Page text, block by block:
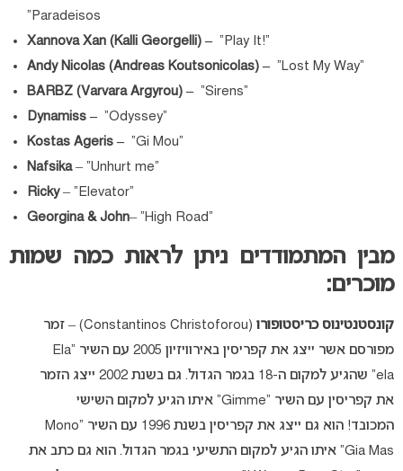
“Paradeisos
Xannova Xan (Kalli Georgelli) – “Play It!”
Andy Nicolas (Andreas Koutsonicolas) – “Lost My Way”
BARBZ (Varvara Argyrou) – “Sirens”
Dynamiss – “Odyssey”
Kostas Ageris – “Gi Mou”
Nafsika– “Unhurt me”
Ricky– “Elevator”
Georgina & John– “High Road”
מבין המתמודדים ניתן לראות כמה שמות
מוכרים:
קונסטנטינוס כריסטופורו
(Constantinos Christoforou) – זמר
מפורסם אשר ייצג את קפריסין באירוויזיון 2005 עם השיר “Ela
ela” שהגיע למקום ה-18 בגמר הגדול. גם בשנת 2002 ייצג הזמר
את קפריסין עם השיר “Gimme” איתו הגיע למקום השישי
המכובד! הוא גם ייצג את קפריסין בשנת 1996 עם השיר “Mono
Gia Mas” איתו הגיע למקום התשיעי בגמר הגדול. הוא גם כתב את